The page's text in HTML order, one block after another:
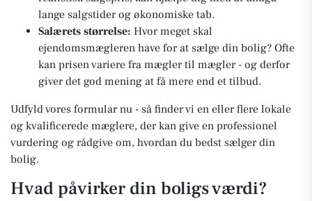
lange salgstider og økonomiske tab.
Salærets størrelse: Hvor meget skal
ejendomsmægleren have for at sælge din bolig? Ofte
kan prisen variere fra mægler til mægler - og derfor
giver det god mening at få mere end et tilbud.
Udfyld vores formular nu - så finder vi en eller flere lokale
og kvalificerede mæglere, der kan give en professionel
vurdering og rådgive om, hvordan du bedst sælger din
bolig.
Hvad påvirker din boligs værdi?